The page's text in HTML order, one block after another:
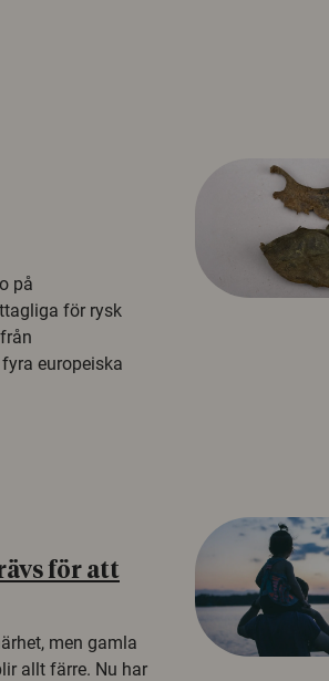
på
för rysk
europeiska
för att
men gamla
allt färre. Nu har